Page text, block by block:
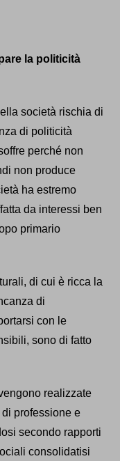
la politicità
società rischia di
di politicità
perché non
non produce
ha estremo
da interessi ben
primario
di cui è ricca la
di
con le
sono di fatto
realizzate
professione e
secondo rapporti
consolidatisi